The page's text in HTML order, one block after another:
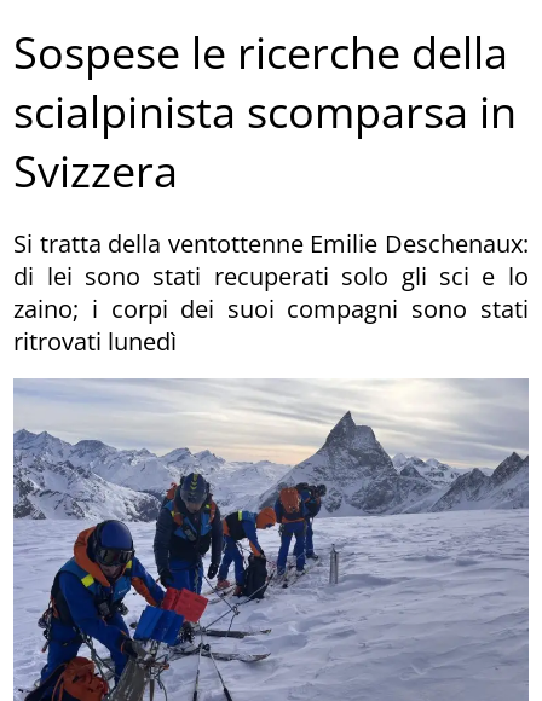
Sospese le ricerche della
scialpinista scomparsa in
Svizzera
Si tratta della ventottenne Emilie Deschenaux:
di lei sono stati recuperati solo gli sci e lo
zaino; i corpi dei suoi compagni sono stati
ritrovati lunedì